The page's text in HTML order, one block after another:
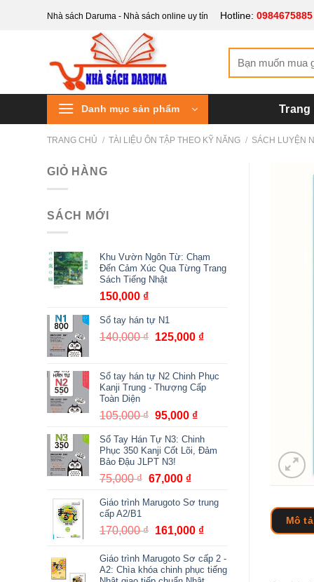
Nhà sách Daruma - Nhà sách online uy tín Hotline: 0984675885
kiếm:
Danh mục sản phẩm Trang
TRANG CHỦ / TÀI LIỆU ÔN TẬP THEO KỸ NĂNG / SÁCH LUYỆN
GIỎ HÀNG
SÁCH MỚI
Khu Vườn Ngôn Từ: Chạm
Đến Cảm Xúc Qua Từng Trang
Sách Tiếng Nhật
150,000 ₫
Sổ tay hán tự N1
140,000₫ Giá
140,000 ₫.
125,000 ₫Giá
là:
Sổ tay hán tự N2 Chinh Phục
Kanji Trung - Thượng Cấp
Toàn Diện
105,000₫ Giá
là:
105,000 ₫.
95,000 ₫Giá
tại
Sổ Tay Hán Tự N3: Chinh
Phục 350 Kanji Cốt Lõi, Đảm
Bảo Đậu JLPT N3!
75,000₫ Giá
là:
67,000 ₫Giá
tại
67,000 ₫.
Giáo trình Marugoto Sơ trung
cấp A2/B1
170,000₫ Giá
là:
170,000 ₫.
161,000 ₫Giá
tại
là:
Giáo trình Marugoto Sơ cấp 2 -
A2: Chìa khóa chinh phục tiếng
Mô tả